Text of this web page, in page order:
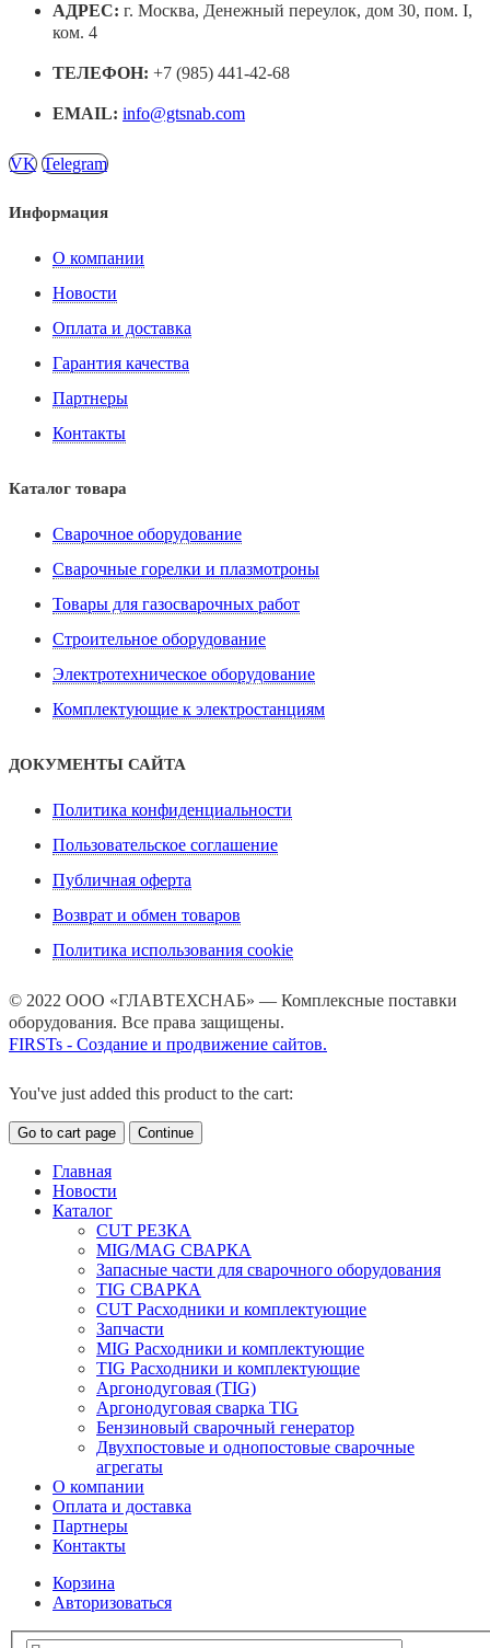
АДРЕС: г. Москва, Денежный переулок, дом 30, пом. I,
ком. 4
ТЕЛЕФОН: +7 (985) 441-42-68
EMAIL: info@gtsnab.com
VK Telegram
Информация
О компании
Новости
Оплата и доставка
Гарантия качества
Партнеры
Контакты
Каталог товара
Сварочное оборудование
Сварочные горелки и плазмотроны
Товары для газосварочных работ
Строительное оборудование
Электротехническое оборудование
Комплектующие к электростанциям
ДОКУМЕНТЫ САЙТА
Политика конфиденциальности
Пользовательское соглашение
Публичная оферта
Возврат и обмен товаров
Политика использования cookie
© 2022 ООО «ГЛАВТЕХСНАБ» — Комплексные поставки
оборудования. Все права защищены.
FIRSTs - Создание и продвижение сайтов.
You've just added this product to the cart:
Go to cart page Continue
Главная
Новости
Каталог
CUT РЕЗКА
MIG/MAG СВАРКА
Запасные части для сварочного оборудования
TIG СВАРКА
CUT Расходники и комплектующие
Запчасти
MIG Расходники и комплектующие
TIG Расходники и комплектующие
Аргонодуговая (TIG)
Аргонодуговая сварка TIG
Бензиновый сварочный генератор
Двухпостовые и однопостовые сварочные
агрегаты
О компании
Оплата и доставка
Партнеры
Контакты
Корзина
Авторизоваться